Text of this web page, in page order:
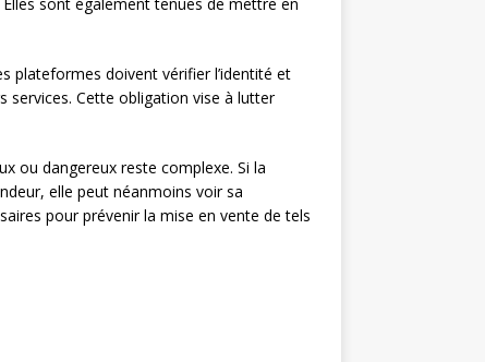
plateformes doivent vérifier l’identité et
services. Cette obligation vise à lutter
ou dangereux reste complexe. Si la
elle peut néanmoins voir sa
pour prévenir la mise en vente de tels